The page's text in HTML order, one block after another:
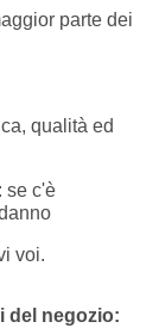
parte dei
qualità ed
se c'è
voi.
del negozio: